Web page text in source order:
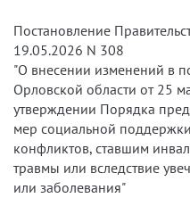
Постановление
19.05.2026 N 308
"О внесении изменений в
Орловской области от 25
утверждении Порядка
мер социальной
конфликтов, ставшим
травмы или вследствие
или заболевания"